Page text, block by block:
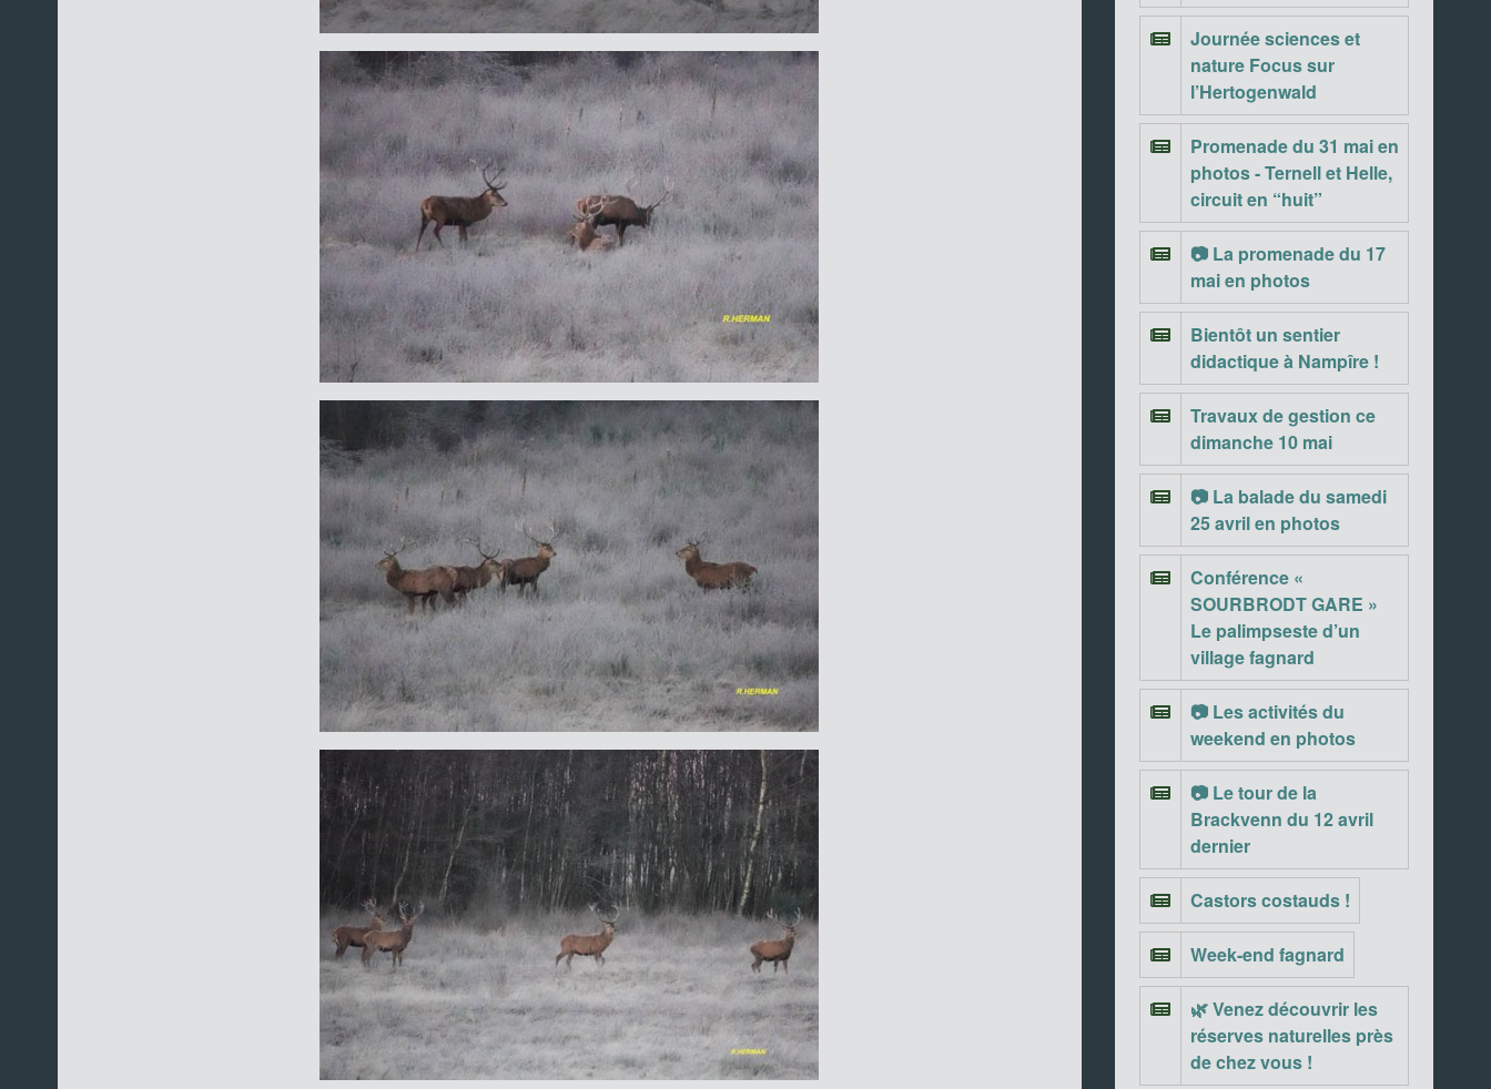
Journée sciences et
nature Focus sur
l’Hertogenwald
Promenade du 31 mai en
photos - Ternell et Helle,
circuit en “huit”
📷 La promenade du 17
mai en photos
Bientôt un sentier
didactique à Nampîre !
Travaux de gestion ce
dimanche 10 mai
📷 La balade du samedi
25 avril en photos
Conférence «
SOURBRODT GARE »
Le palimpseste d’un
village fagnard
📷 Les activités du
weekend en photos
📷 Le tour de la
Brackvenn du 12 avril
dernier
Castors costauds !
Week-end fagnard
🌿 Venez découvrir les
réserves naturelles près
de chez vous !